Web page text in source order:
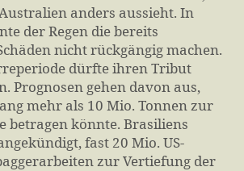
anders aussieht. In
der Regen die bereits
nicht rückgängig machen.
dürfte ihren Tribut
Prognosen gehen davon aus,
mehr als 10 Mio. Tonnen zur
betragen könnte. Brasiliens
fast 20 Mio. US-
zur Vertiefung der